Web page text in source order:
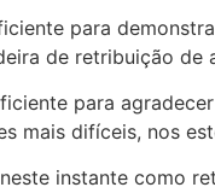
para
de retribuição de
para
mais difíceis, nos
instante como